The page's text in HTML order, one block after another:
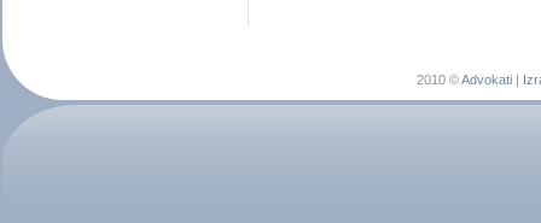
2010 ©Advokati